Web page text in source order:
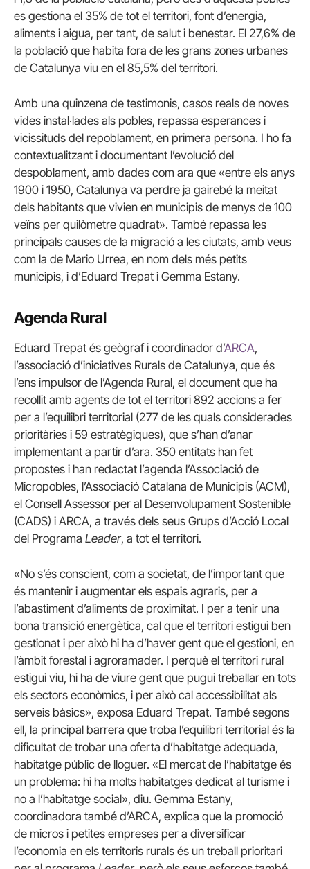
es gestiona el 35% de tot el territori, font d’energia,
aliments i aigua, per tant, de salut i benestar. El 27,6% de
la població que habita fora de les grans zones urbanes
de Catalunya viu en el 85,5% del territori.
Amb una quinzena de testimonis, casos reals de noves
vides instal·lades als pobles, repassa esperances i
vicissituds del repoblament, en primera persona. I ho fa
contextualitzant i documentant l’evolució del
despoblament, amb dades com ara que «entre els anys
1900 i 1950, Catalunya va perdre ja gairebé la meitat
dels habitants que vivien en municipis de menys de 100
veïns per quilòmetre quadrat». També repassa les
principals causes de la migració a les ciutats, amb veus
com la de Mario Urrea, en nom dels més petits
municipis, i d’Eduard Trepat i Gemma Estany.
Agenda Rural
Eduard Trepat és geògraf i coordinador d’ARCA,
l’associació d’iniciatives Rurals de Catalunya, que és
l’ens impulsor de l’Agenda Rural, el document que ha
recollit amb agents de tot el territori 892 accions a fer
per a l’equilibri territorial (277 de les quals considerades
prioritàries i 59 estratègiques), que s’han d’anar
implementant a partir d’ara. 350 entitats han fet
propostes i han redactat l’agenda l’Associació de
Micropobles, l’Associació Catalana de Municipis (ACM),
el Consell Assessor per al Desenvolupament Sostenible
(CADS) i ARCA, a través dels seus Grups d’Acció Local
del Programa Leader, a tot el territori.
«No s’és conscient, com a societat, de l’important que
és mantenir i augmentar els espais agraris, per a
l’abastiment d’aliments de proximitat. I per a tenir una
bona transició energètica, cal que el territori estigui ben
gestionat i per això hi ha d’haver gent que el gestioni, en
l’àmbit forestal i agroramader. I perquè el territori rural
estigui viu, hi ha de viure gent que pugui treballar en tots
els sectors econòmics, i per això cal accessibilitat als
serveis bàsics», exposa Eduard Trepat. També segons
ell, la principal barrera que troba l’equilibri territorial és la
dificultat de trobar una oferta d’habitatge adequada,
habitatge públic de lloguer. «El mercat de l’habitatge és
un problema: hi ha molts habitatges dedicat al turisme i
no a l’habitatge social», diu. Gemma Estany,
coordinadora també d’ARCA, explica que la promoció
de micros i petites empreses per a diversificar
l’economia en els territoris rurals és un treball prioritari